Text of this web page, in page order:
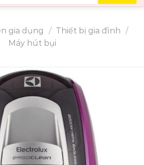
gia dụng / Thiết bị gia đình /
Máy hút bụi